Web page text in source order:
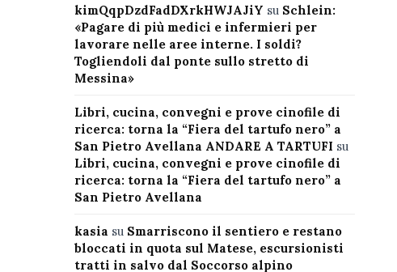
kimQqpDzdFadDXrkHWJAJiY su Schlein:
«Pagare di più medici e infermieri per
lavorare nelle aree interne. I soldi?
Togliendoli dal ponte sullo stretto di
Messina»
Libri, cucina, convegni e prove cinofile di
ricerca: torna la “Fiera del tartufo nero” a
San Pietro Avellana ANDARE A TARTUFI su
Libri, cucina, convegni e prove cinofile di
ricerca: torna la “Fiera del tartufo nero” a
San Pietro Avellana
kasia su Smarriscono il sentiero e restano
bloccati in quota sul Matese, escursionisti
tratti in salvo dal Soccorso alpino